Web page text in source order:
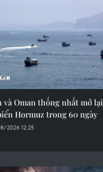
và Oman thống nhất mở lại
Hormuz trong 60 ngày
2026 12:25